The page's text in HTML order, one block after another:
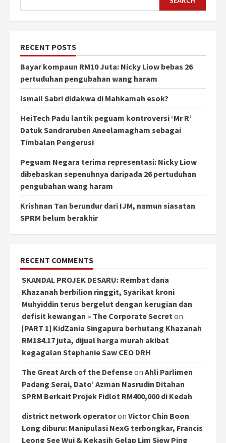
RECENT POSTS
Bayar kompaun RM10 Juta: Nicky Liow bebas 26
pertuduhan pengubahan wang haram
Ismail Sabri didakwa di Mahkamah esok?
HeiTech Padu lantik peguam kontroversi ‘Mr R’
Datuk Sandraruben Aneelamagham sebagai
Timbalan Pengerusi
Peguam Negara terima representasi: Nicky Liow
dibebaskan sepenuhnya daripada 26 pertuduhan
pengubahan wang haram
Krishnan Tan berundur dari IJM, namun siasatan
SPRM belum berakhir
RECENT COMMENTS
SKANDAL PROJEK DESARU: Rembat dana
Khazanah berbilion ringgit, Syarikat kroni
Muhyiddin terus bergelut dengan kerugian dan
defisit kewangan – The Corporate Secret on
[PART 1] KidZania Singapura berhutang Khazanah
RM184.17 juta, dijual harga murah akibat
kegagalan Stephanie Saw CEO DRH
The Great Arch of the Defenseon Ahli Parlimen
Padang Serai, Dato’ Azman Nasrudin Ditahan
SPRM Berkait Projek Fidlot RM400,000 di Kedah
district network operatoron Victor Chin Boon
Long diburu: Manipulasi NexG terbongkar, Francis
Leong See Wui & Kekasih Gelap Lim Siew Ping